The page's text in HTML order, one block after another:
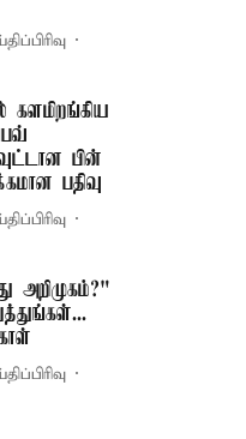
களமிறங்கிய
பின்
பதிவு
அறிமுகம்?"